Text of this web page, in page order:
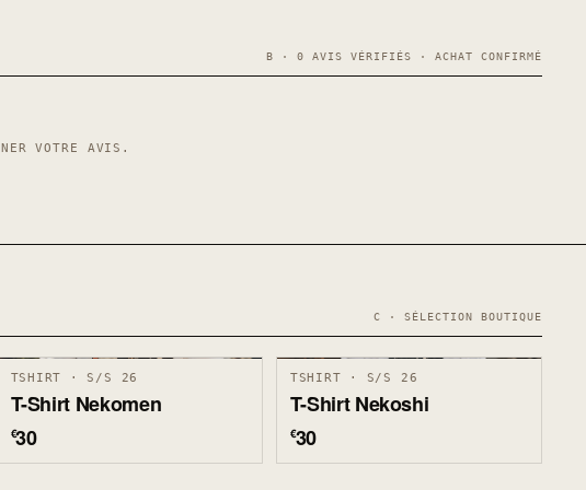
B · 0 AVIS VÉRIFIÉS · ACHAT CONFIRMÉ
VOTRE AVIS.
C · SÉLECTION BOUTIQUE
TSHIRT · S/S 26
T-Shirt Nekomen
€30
TSHIRT · S/S 26
T-Shirt Nekoshi
€30